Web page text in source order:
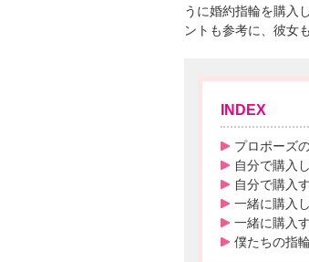
うに婚約指輪を購入
ントも参考に、彼女
INDEX
プロポーズ
自分で購入
自分で購入
一緒に購入
一緒に購入
僕たちの指